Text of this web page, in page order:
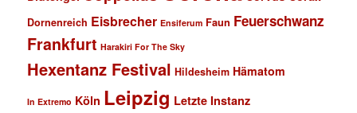
Dornenreich Eisbrecher Ensiferum Faun Feuerschwanz
Frankfurt Harakiri For The Sky
Hexentanz Festival Hildesheim Hämatom
In Extremo Köln Leipzig Letzte Instanz